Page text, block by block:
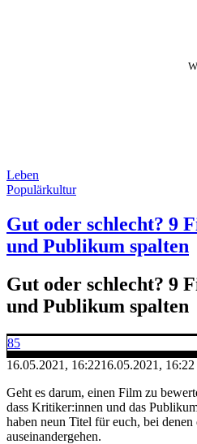
Leben
Populärkultur
Gut oder schlecht? 9
und Publikum spalten
Gut oder schlecht? 9
und Publikum spalten
85
16.05.2021, 16:2216.05.2021, 16:22
Geht es darum, einen Film zu
dass Kritiker:innen und das
haben neun Titel für euch, bei
auseinandergehen.